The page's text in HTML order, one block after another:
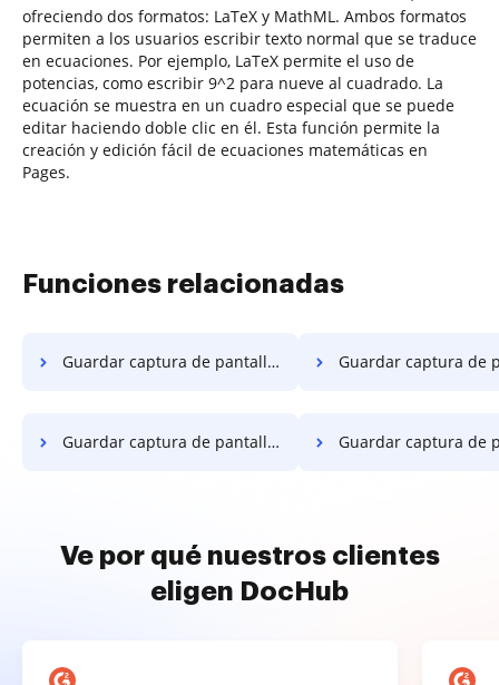
ofreciendo dos formatos: LaTeX y MathML. Ambos formatos
permiten a los usuarios escribir texto normal que se traduce
en ecuaciones. Por ejemplo, LaTeX permite el uso de
potencias, como escribir 9^2 para nueve al cuadrado. La
ecuación se muestra en un cuadro especial que se puede
editar haciendo doble clic en él. Esta función permite la
creación y edición fácil de ecuaciones matemáticas en
Pages.
Funciones relacionadas
Guardar captura de pantalla como PDF en iPhone Guardar captura de pantalla como
Guardar captura de pantalla como PDF en Vivo Guardar captura de pantalla como PDF en
Ve por qué nuestros clientes
eligen DocHub